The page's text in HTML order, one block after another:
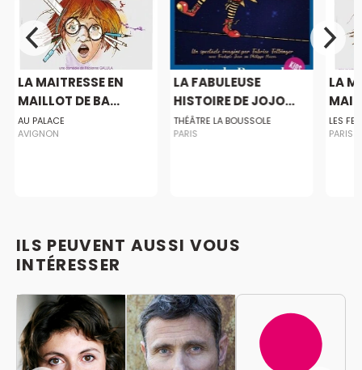
LA MAITRESSE EN
MAILLOT DE BA...
AU PALACE
AVIGNON
LA FABULEUSE
HISTOIRE DE JOJO...
THÉÂTRE LA BOUSSOLE
PARIS
LA
LES
PARIS
ILS PEUVENT AUSSI VOUS
INTÉRESSER